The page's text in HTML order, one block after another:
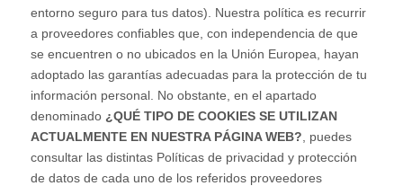
entorno seguro para tus datos). Nuestra política es recurrir
a proveedores confiables que, con independencia de que
se encuentren o no ubicados en la Unión Europea, hayan
adoptado las garantías adecuadas para la protección de tu
información personal. No obstante, en el apartado
denominado ¿QUÉ TIPO DE COOKIES SE UTILIZAN
ACTUALMENTE EN NUESTRA PÁGINA WEB? , puedes
consultar las distintas Políticas de privacidad y protección
de datos de cada uno de los referidos proveedores